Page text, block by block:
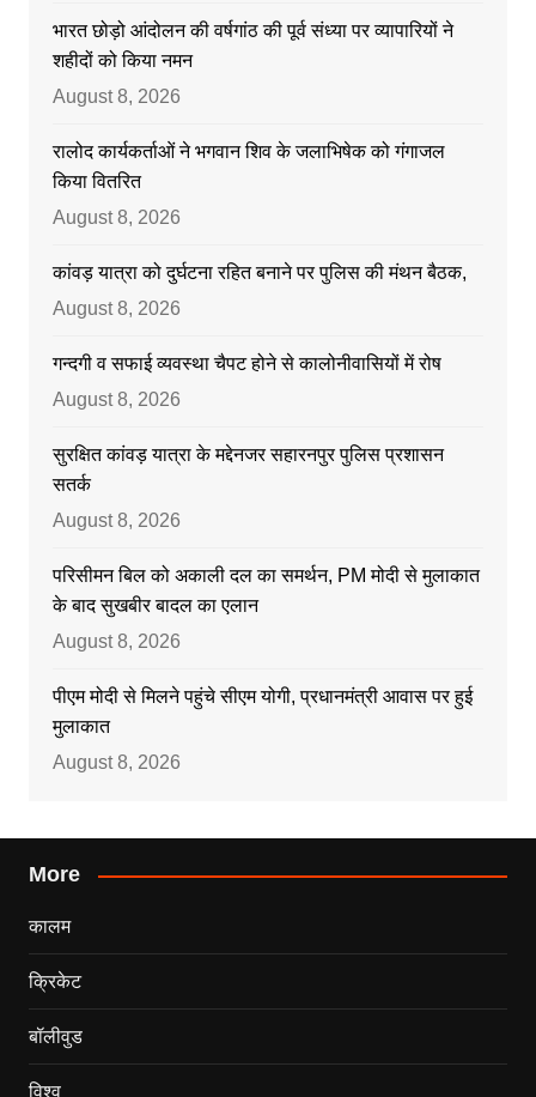
भारत छोड़ो आंदोलन की वर्षगांठ की पूर्व संध्या पर व्यापारियों ने
शहीदों को किया नमन
August 8, 2026
रालोद कार्यकर्ताओं ने भगवान शिव के जलाभिषेक को गंगाजल
किया वितरित
August 8, 2026
कांवड़ यात्रा को दुर्घटना रहित बनाने पर पुलिस की मंथन बैठक,
August 8, 2026
गन्दगी व सफाई व्यवस्था चैपट होने से कालोनीवासियों में रोष
August 8, 2026
सुरक्षित कांवड़ यात्रा के मद्देनजर सहारनपुर पुलिस प्रशासन
सतर्क
August 8, 2026
परिसीमन बिल को अकाली दल का समर्थन, PM मोदी से मुलाकात
के बाद सुखबीर बादल का एलान
August 8, 2026
पीएम मोदी से मिलने पहुंचे सीएम योगी, प्रधानमंत्री आवास पर हुई
मुलाकात
August 8, 2026
More
कालम
क्रिकेट
बॉलीवुड
विश्व